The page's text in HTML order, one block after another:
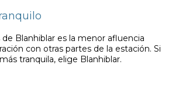
de Blanhiblar es la menor afluencia
con otras partes de la estación. Si
tranquila, elige Blanhiblar.